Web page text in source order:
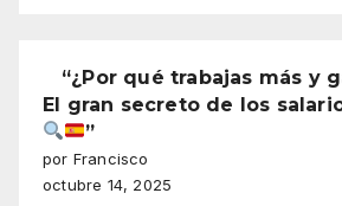
“¿Por qué trabajas más y
El gran secreto de los
”
por Francisco
octubre 14, 2025